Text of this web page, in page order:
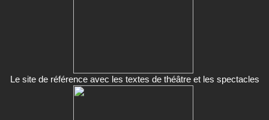
Le site de référence avec les textes de théâtre et les spectacles